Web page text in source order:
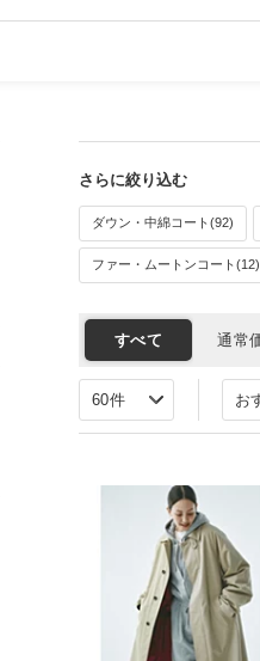
ダウン・中綿コート(92)
ファー・ムートンコート(12)